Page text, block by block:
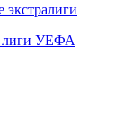
экстралиги
лиги УЕФА